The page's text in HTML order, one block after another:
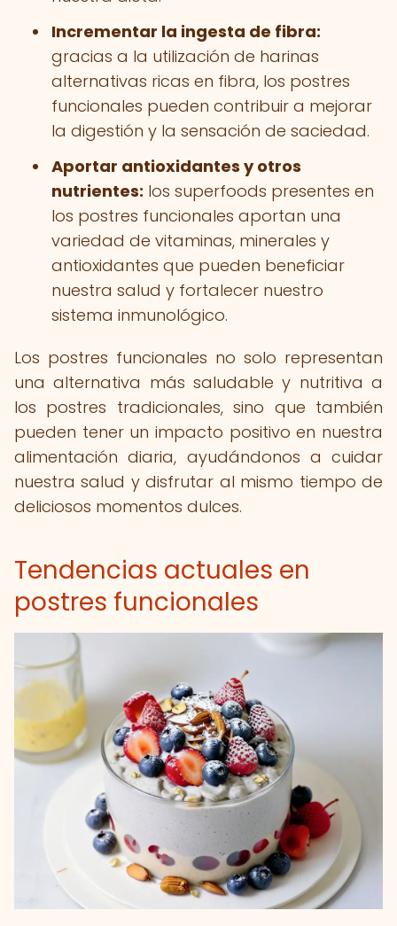
Incrementar la ingesta de fibra:
gracias a la utilización de harinas
alternativas ricas en fibra, los postres
funcionales pueden contribuir a mejorar
la digestión y la sensación de saciedad.
Aportar antioxidantes y otros
nutrientes: los superfoods presentes en
los postres funcionales aportan una
variedad de vitaminas, minerales y
antioxidantes que pueden beneficiar
nuestra salud y fortalecer nuestro
sistema inmunológico.
Los postres funcionales no solo representan
una alternativa más saludable y nutritiva a
los postres tradicionales, sino que también
pueden tener un impacto positivo en nuestra
alimentación diaria, ayudándonos a cuidar
nuestra salud y disfrutar al mismo tiempo de
deliciosos momentos dulces.
Tendencias actuales en
postres funcionales